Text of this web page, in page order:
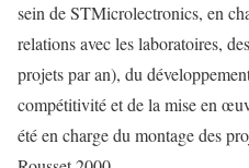
sein de STMicrolectronics, en
relations avec les laboratoires,
projets par an), du
compétitivité et de la mise en
été en charge du montage des